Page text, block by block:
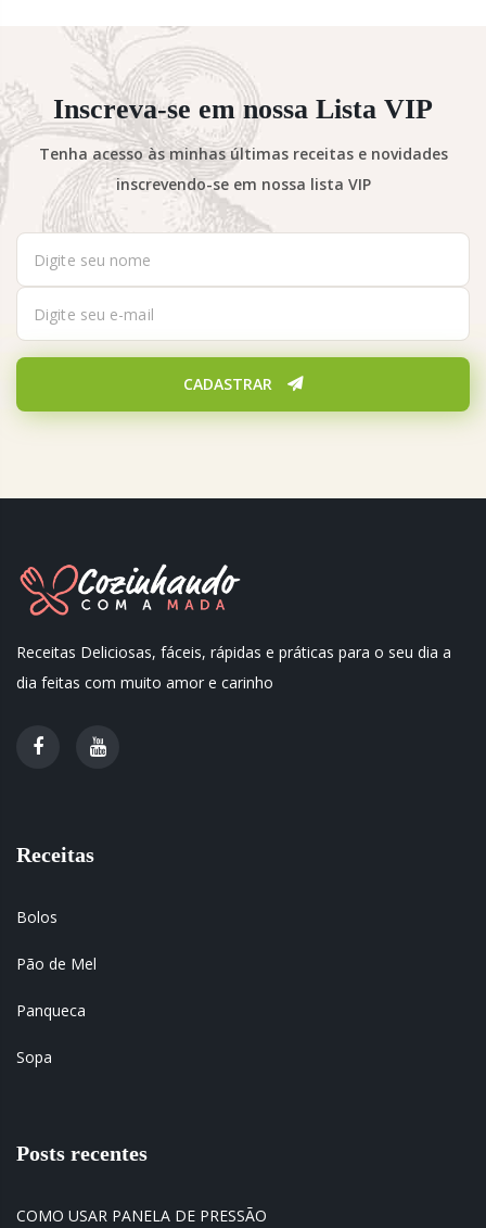
Inscreva-se em nossa Lista VIP
Tenha acesso às minhas últimas receitas e novidades
inscrevendo-se em nossa lista VIP
CADASTRAR
Receitas Deliciosas, fáceis, rápidas e práticas para o seu dia a
dia feitas com muito amor e carinho
Receitas
Bolos
Pão de Mel
Panqueca
Sopa
Posts recentes
COMO USAR PANELA DE PRESSÃO